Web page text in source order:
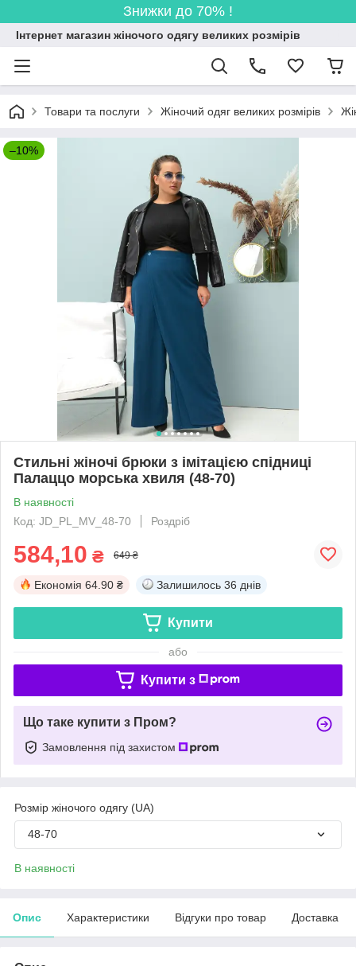
Знижки до 70% !
Інтернет магазин жіночого одягу великих розмірів
Товари та послуги Жіночий одяг великих розмірів
–10%
Стильні жіночі брюки з імітацією спідниці
Палаццо морська хвиля (48-70)
В наявності
Код: JD_PL_MV_48-70
Роздріб
584,10 ₴ 649 ₴
Економія 64.90 ₴ Залишилось 36 днів
Купити
або
Купити з
Що таке купити з Пром?
Замовлення під захистом
Розмір жіночого одягу (UA)
48-70
В наявності
Опис Характеристики Відгуки про товар Доставка